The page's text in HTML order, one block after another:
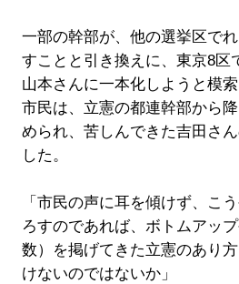
一部の幹部が、他の選挙区で
すことと引き換えに、東京8区
山本さんに一本化しようと模
市民は、立憲の都連幹部から
められ、苦しんできた吉田さ
した。
「市民の声に耳を傾けず、こ
ろすのであれば、ボトムアッ
数）を掲げてきた立憲のあり
けないのではないか」